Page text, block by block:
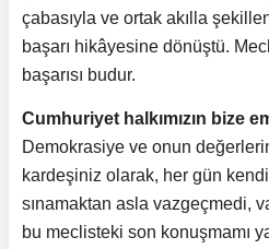
çabasıyla ve ortak akılla
başarı hikâyesine dönüştü.
başarısı budur.
Cumhuriyet halkımızın bize
Demokrasiye ve onun
kardeşiniz olarak, her gün
sınamaktan asla vazgeçmedi,
bu meclisteki son konuşmamı